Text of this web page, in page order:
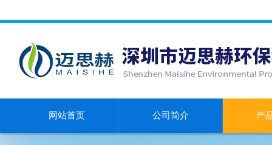
网站首页 公司简介 产